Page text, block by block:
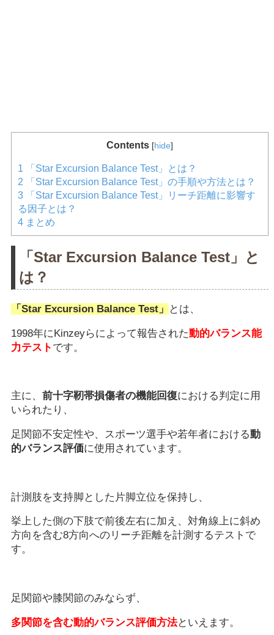
Contents [hide]
1 「Star Excursion Balance Test」とは？
2 「Star Excursion Balance Test」の手順や方法とは？
3「Star Excursion Balance Test」リーチ距離に影響す
る因子とは？
4まとめ
「Star Excursion Balance Test」と
は？
「Star Excursion Balance Test」 とは、
1998年にKinzeyらによって報告された動的バランス能
力テスト です。
主に、 前十字靭帯損傷者の機能回復における判定に用
いられたり、
足関節不安定性や、スポーツ選手や若年者における動
的バランス評価に使用されています。
計測肢を支持脚とした片脚立位を保持し、
挙上した側の下肢で前後左右に加え、対角線上に斜め
方向を含む8方向へのリーチ距離を計測するテストで
す。
足関節や膝関節のみならず、
多関節を含む動的バランス評価方法といえます。